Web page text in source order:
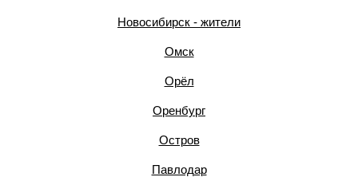
Новосибирск - жители
Омск
Орёл
Оренбург
Остров
Павлодар